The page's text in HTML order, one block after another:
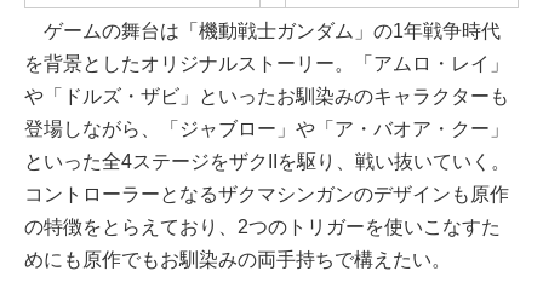
ゲームの舞台は「機動戦士ガンダム」の1年戦争時代
を背景としたオリジナルストーリー。「アムロ・レイ」
や「ドルズ・ザビ」といったお馴染みのキャラクターも
登場しながら、「ジャブロー」や「ア・バオア・クー」
といった全4ステージをザクIIを駆り、戦い抜いていく。
コントローラーとなるザクマシンガンのデザインも原作
の特徴をとらえており、2つのトリガーを使いこなすた
めにも原作でもお馴染みの両手持ちで構えたい。